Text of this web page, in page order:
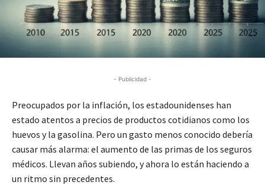
- Publicidad -
Preocupados por la inflación, los estadounidenses han
estado atentos a precios de productos cotidianos como los
huevos y la gasolina. Pero un gasto menos conocido debería
causar más alarma: el aumento de las primas de los seguros
médicos. Llevan años subiendo, y ahora lo están haciendo a
un ritmo sin precedentes.